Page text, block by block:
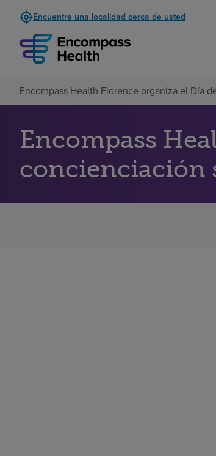
Encuentre una localidad cerca de usted
Encompass Health Florence organiza el Día
Encompass
concienciación